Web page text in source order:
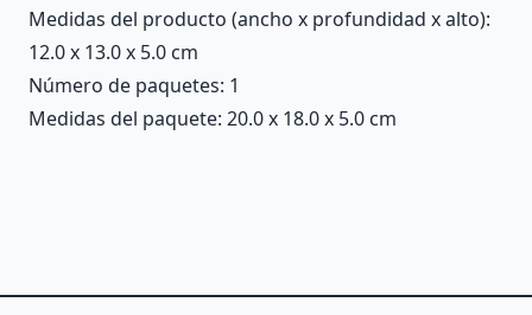
Medidas del producto (ancho x profundidad x alto):
12.0 x 13.0 x 5.0 cm
Número de paquetes: 1
Medidas del paquete: 20.0 x 18.0 x 5.0 cm